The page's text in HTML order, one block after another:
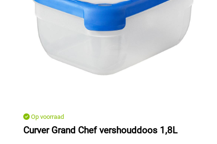
Op voorraad
Curver Grand Chef vershouddoos 1,8L